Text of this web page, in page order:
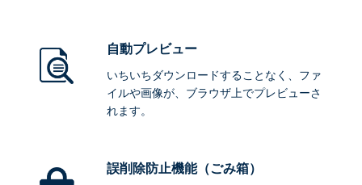
自動プレビュー
いちいちダウンロードすることなく、ファ
イルや画像が、ブラウザ上でプレビューさ
れます。
誤削除防止機能（ごみ箱）